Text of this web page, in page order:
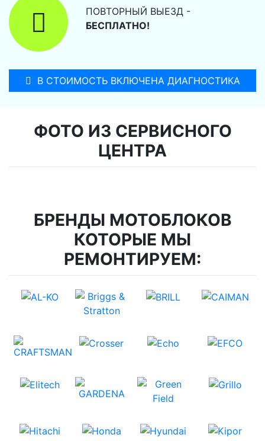
ПОВТОРНЫЙ ВЫЕЗД -
БЕСПЛАТНО!
В СТОИМОСТЬ ВКЛЮЧЕНА ДИАГНОСТИКА
ФОТО ИЗ СЕРВИСНОГО
ЦЕНТРА
БРЕНДЫ МОТОБЛОКОВ
КОТОРЫЕ МЫ
РЕМОНТИРУЕМ: